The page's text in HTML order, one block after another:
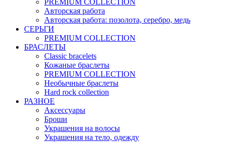
PREMIUM COLLECTION
Авторская работа
Авторская работа: позолота, серебро, медь
СЕРЬГИ
PREMIUM COLLECTION
БРАСЛЕТЫ
Classic bracelets
Кожаные браслеты
PREMIUM COLLECTION
Необычные браслеты
Hard rock collection
РАЗНОЕ
Аксессуары
Броши
Украшения на волосы
Украшения на тело, одежду